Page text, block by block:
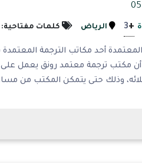
+
3 الرياض كلمات مفتاحية:
المعتمدة أحد مكاتب الترجمة
مكتب ترجمة معتمد رونق يعمل
وذلك حتى يتمكن المكتب من